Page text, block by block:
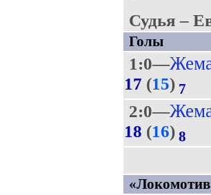
Судья –
Голы
1:0—
17 (15) 7
2:0—
18 (16) 8